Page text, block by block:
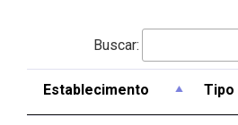
Buscar:
Establecimento Tipo